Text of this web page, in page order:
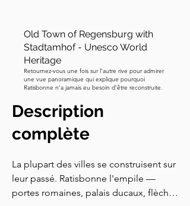
Old Town of Regensburg with
Stadtamhof - Unesco World
Heritage
Retournez-vous une fois sur l’autre rive pour admirer
une vue panoramique qui explique pourquoi
Ratisbonne n’a jamais eu besoin d’être reconstruite.
Description
complète
La plupart des villes se construisent sur
leur passé. Ratisbonne l'empile —
portes romaines, palais ducaux, flèches